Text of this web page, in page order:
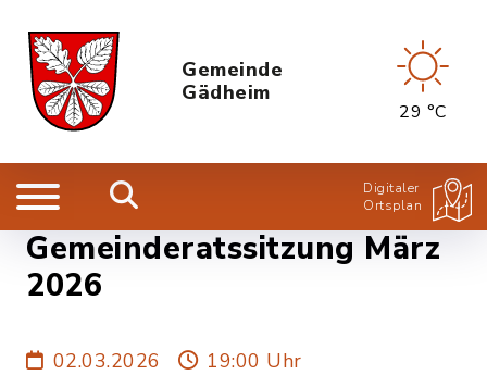
Gemeinde
Gädheim
29 °C
Digitaler
Ortsplan
Gemeinderatssitzung März
2026
02.03.2026
19:00 Uhr